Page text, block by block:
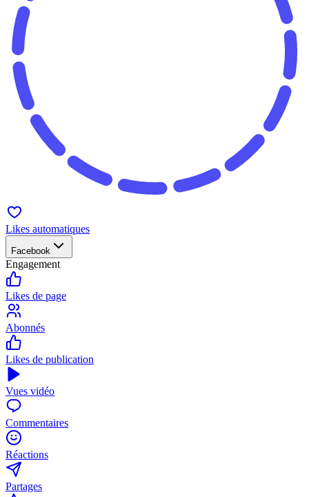
Likes automatiques
Facebook
Engagement
Likes de page
Abonnés
Likes de publication
Vues vidéo
Commentaires
Réactions
Partages